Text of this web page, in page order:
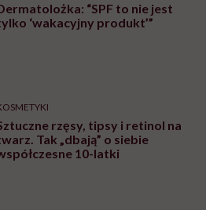
“SPF to nie jest
‘wakacyjny produkt’”
rzęsy, tipsy i retinol na
Tak „dbają” o siebie
10-latki